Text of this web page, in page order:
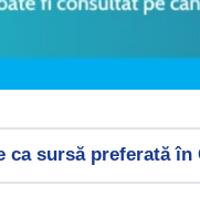
ca sursă preferată în